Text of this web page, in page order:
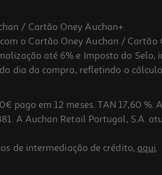
/ Cartão Oney Auchan+.
o Cartão Oney Auchan /
até 6% e Imposto do Selo,
dia da compra, refletindo o
pago em 12 meses. TAN 17,60
A Auchan Retail Portugal, S.A.
de intermediação de crédito, aqui.